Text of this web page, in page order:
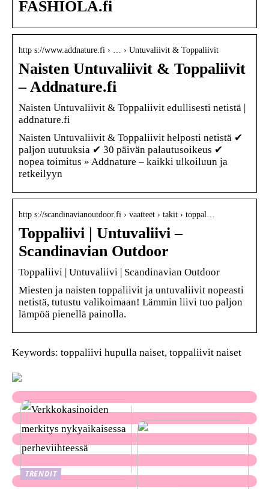
FASHIOLA.fi
http s://www.addnature.fi › … › Untuvaliivit & Toppaliivit
Naisten Untuvaliivit & Toppaliivit
– Addnature.fi
Naisten Untuvaliivit & Toppaliivit edullisesti netistä |
addnature.fi
Naisten Untuvaliivit & Toppaliivit helposti netistä ✔
paljon uutuuksia ✔ 30 päivän palautusoikeus ✔
nopea toimitus » Addnature – kaikki ulkoiluun ja
retkeilyyn
http s://scandinavianoutdoor.fi › vaatteet › takit › toppal…
Toppaliivi | Untuvaliivi –
Scandinavian Outdoor
Toppaliivi | Untuvaliivi | Scandinavian Outdoor
Miesten ja naisten toppaliivit ja untuvaliivit nopeasti
netistä, tutustu valikoimaan! Lämmin liivi tuo paljon
lämpöä pienellä painolla.
Keywords: toppaliivi hupulla naiset, toppaliivit naiset
TRENDIT